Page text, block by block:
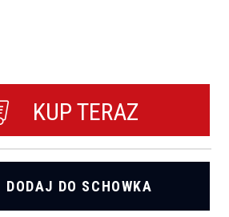
KUP TERAZ
DODAJ DO SCHOWKA